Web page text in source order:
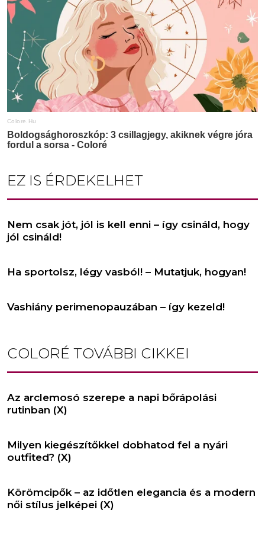
EZ IS ÉRDEKELHET
Nem csak jót, jól is kell enni – így csináld, hogy
jól csináld!
Ha sportolsz, légy vasból! – Mutatjuk, hogyan!
Vashiány perimenopauzában – így kezeld!
COLORÉ TOVÁBBI CIKKEI
Az arclemosó szerepe a napi bőrápolási
rutinban (X)
Milyen kiegészítőkkel dobhatod fel a nyári
outfited? (X)
Körömcipők – az időtlen elegancia és a modern
női stílus jelképei (X)